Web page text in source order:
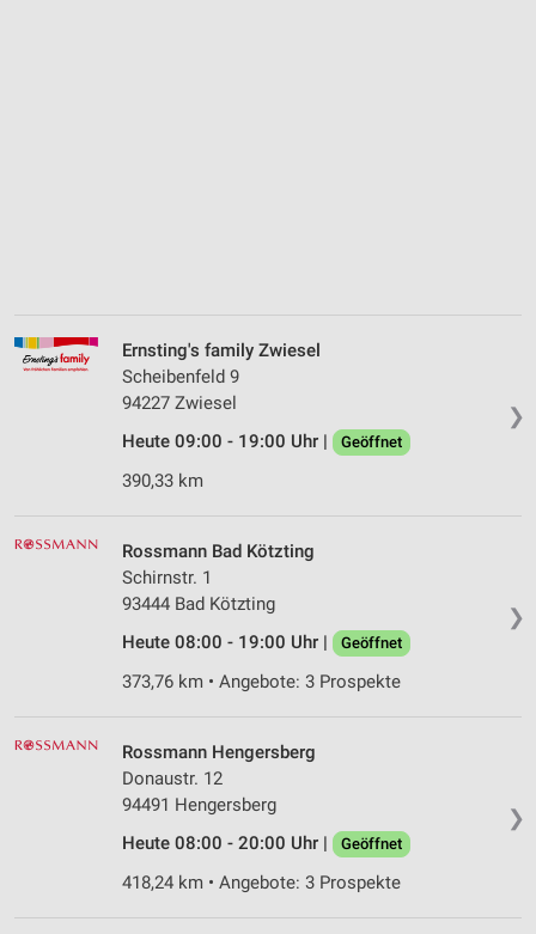
❯
Ernsting's family Zwiesel
Scheibenfeld 9
94227 Zwiesel
Heute 09:00 - 19:00 Uhr |
Geöffnet
390,33 km
❯
Rossmann Bad Kötzting
Schirnstr. 1
93444 Bad Kötzting
Heute 08:00 - 19:00 Uhr |
Geöffnet
373,76 km • Angebote: 3 Prospekte
❯
Rossmann Hengersberg
Donaustr. 12
94491 Hengersberg
Heute 08:00 - 20:00 Uhr |
Geöffnet
418,24 km • Angebote: 3 Prospekte